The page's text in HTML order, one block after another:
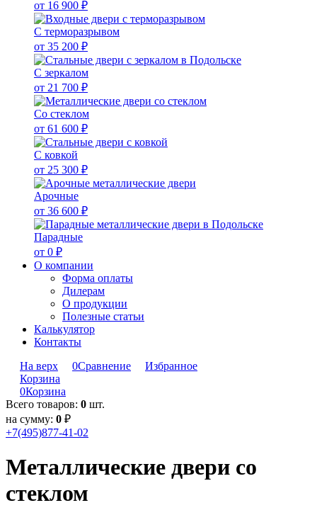
от 16 900 ₽
С терморазрывом
от 35 200 ₽
С зеркалом
от 21 700 ₽
Со стеклом
от 61 600 ₽
С ковкой
от 25 300 ₽
Арочные
от 36 600 ₽
Парадные
от 0 ₽
О компании
Форма оплаты
Дилерам
О продукции
Полезные статьи
Калькулятор
Контакты
На верх
0Сравнение
Избранное
Корзина
0Корзина
Всего товаров: 0 шт.
на сумму: 0 ₽
+7(495)877-41-02
Металлические двери со
стеклом